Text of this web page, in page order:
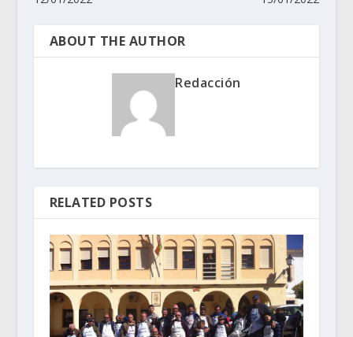
ABOUT THE AUTHOR
Redacción
RELATED POSTS